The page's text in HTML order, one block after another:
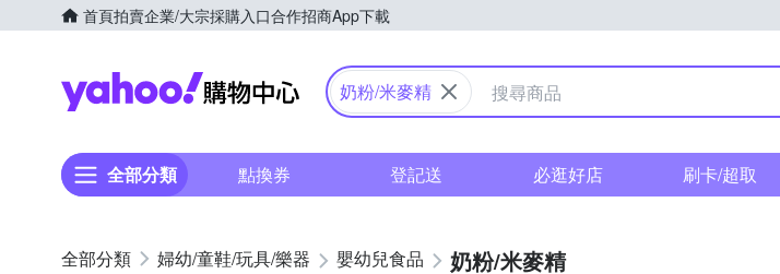
首頁拍賣企業/大宗採購入口合作招商App下載
Yahoo購物中心
奶粉/米麥精
全部分類 點換券 登記送 必逛好店 刷卡/超取
婦幼/童鞋/玩具/樂器 嬰幼兒食品 奶粉/米麥精